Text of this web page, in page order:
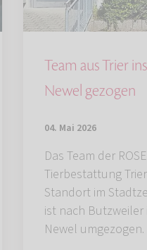
Team aus Trier
Newel gezogen
04. Mai 2026
Das Team der
Tierbestattung
Standort im
ist nach Butzweiler
Newel umgezogen.